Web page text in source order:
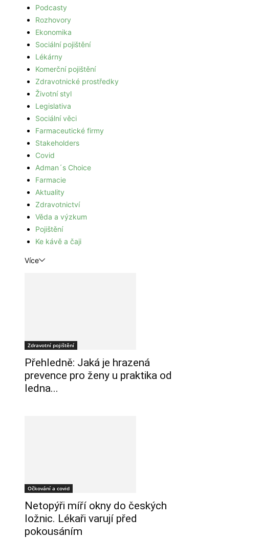
Podcasty
Rozhovory
Ekonomika
Sociální pojištění
Lékárny
Komerční pojištění
Zdravotnické prostředky
Životní styl
Legislativa
Sociální věci
Farmaceutické firmy
Stakeholders
Covid
Adman´s Choice
Farmacie
Aktuality
Zdravotnictví
Věda a výzkum
Pojištění
Ke kávě a čaji
Více
Zdravotní pojištění
Přehledně: Jaká je hrazená
prevence pro ženy u praktika od
ledna...
Očkování a covid
Netopýři míří okny do českých
ložnic. Lékaři varují před
pokousáním